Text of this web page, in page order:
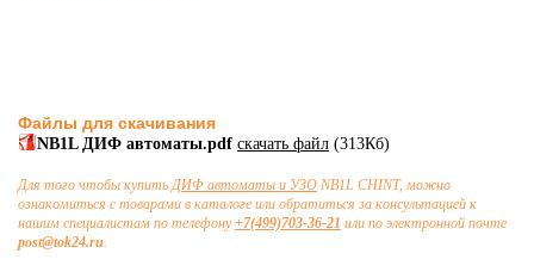
Файлы для скачивания
NB1L ДИФ автоматы.pdf скачать файл (313Кб)
Для того чтобы купитьДИФ автоматы и УЗО NB1L CHINT, можно
ознакомиться с товарами в каталоге или обратиться за консультацией к
нашим специалистам по телефону+7(499)703-36-21 или по электронной почте
post@tok24.ru.